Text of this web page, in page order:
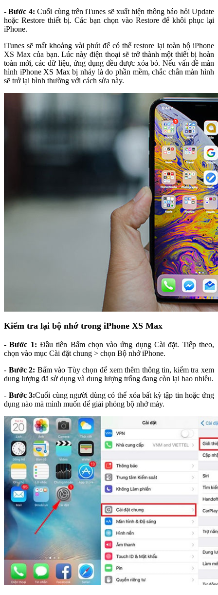
-Bước 4: Cuối cùng trên iTunes sẽ xuất hiện thông báo hỏi Update
hoặc Restore thiết bị. Các bạn chọn vào Restore để khôi phục lại
iPhone.
iTunes sẽ mất khoảng vài phút để có thể restore lại toàn bộ iPhone
XS Max của bạn. Lúc này điện thoại sẽ trở thành một thiết bị hoàn
toàn mới, các dữ liệu, ứng dụng đều được xóa bỏ. Nếu vấn đề màn
hình iPhone XS Max bị nháy là do phần mềm, chắc chắn màn hình
sẽ trở lại bình thường với cách sửa này.
Kiểm tra lại bộ nhớ trong iPhone XS Max
-Bước 1: Đầu tiên Bấm chọn vào ứng dụng Cài đặt. Tiếp theo,
chọn vào mục Cài đặt chung > chọn Bộ nhớ iPhone.
- Bước 2: Bấm vào Tùy chọn để xem thêm thông tin, kiểm tra xem
dung lượng đã sử dụng và dung lượng trống đang còn lại bao nhiêu.
- Bước 3:Cuối cùng người dùng có thể xóa bất kỳ tập tin hoặc ứng
dụng nào mà mình muốn để giải phóng bộ nhớ máy.